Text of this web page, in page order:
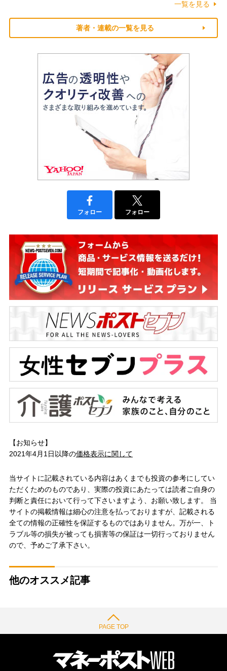
一覧を見る
著者・連載の一覧を見る
フォロー フォロー
【お知らせ】
2021年4月1日以降の価格表示に関して
当サイトに記載されている内容はあくまでも投資の参考にしてい
ただくためのものであり、実際の投資にあたっては読者ご自身の
判断と責任において行って下さいますよう、お願い致します。 当
サイトの掲載情報は細心の注意を払っておりますが、記載される
全ての情報の正確性を保証するものではありません。万が一、ト
ラブル等の損失が被っても損害等の保証は一切行っておりません
ので、予めご了承下さい。
他のオススメ記事
PAGE TOP